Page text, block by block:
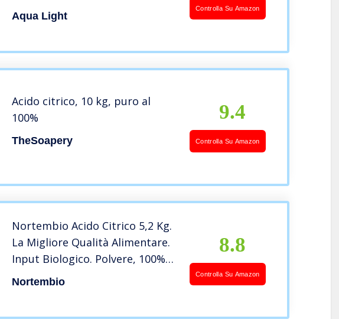
Aqua Light
Controlla Su Amazon
Acido citrico, 10 kg, puro al
100%
TheSoapery
9.4
Controlla Su Amazon
Nortembio Acido Citrico 5,2 Kg.
La Migliore Qualità Alimentare.
Input Biologico. Polvere, 100%
Puro. E-Book Incluso.
Nortembio
8.8
Controlla Su Amazon